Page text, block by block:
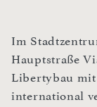
Im
Hauptstraße
Libertybau mit
international